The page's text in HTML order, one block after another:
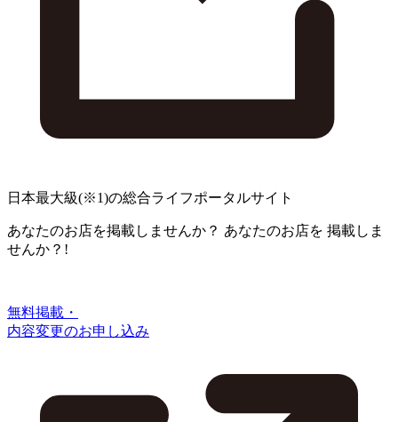
日本最大級(※1)の総合ライフポータルサイト
あなたのお店を掲載しませんか？ あなたのお店を 掲載しま
せんか？!
無料掲載・
内容変更のお申し込み